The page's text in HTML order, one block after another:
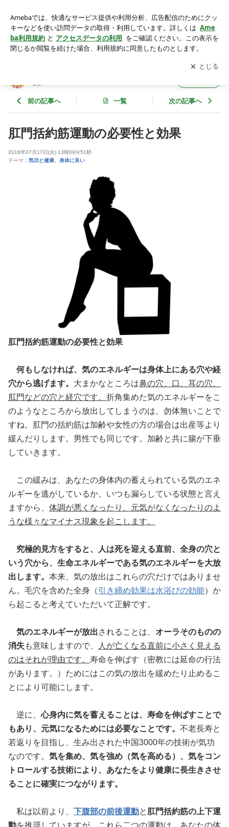
owered by Ameba
アプリをダウンロードして ブログの更新通知
を受け取りまし
ょう。
開く
ba
前の記事へ 一覧 次の記事へ
肛門括約筋運動の必要性と効果
2018年07月17日(火) 13時09分51秒
テーマ： 気功と健康、身体に良い
肛門括約筋運動の必要性と効果
何もしなければ、気のエネルギーは身体上にある穴や経
穴から逃げます。 大まかなところは鼻の穴、口、耳の穴、
肛門などの穴と経穴です。 折角集めた気のエネルギーをこ
のようなところから放出してしまうのは、勿体無いことで
すね。肛門の括約筋は加齢や女性の方の場合は出産等より
緩んだりします。男性でも同じです。加齢と共に腸が下垂
していきます。
この緩みは、あなたの身体内の蓄えられている気のエネ
ルギーを逃がしているか、いつも漏らしている状態と言え
ますから、 体調が悪くなったり、元気がなくなったりのよ
うな様々なマイナス現象を起こします。
究極的見方をすると、人は死を迎える直前、全身の穴と
いう穴から、生命エネルギーである気のエネルギーを大放
出します。 本来、気の放出はこれらの穴だけではありませ
ん。毛穴を含めた全身（引き締め効果は水浴びの効能）か
ら起こると考えていただいて正解です。
気のエネルギーが放出されることは、 オーラそのものの
消失も意味しますので、
人が亡くなる直前に小さく見える
のはそれが理由です。 寿命を伸ばす（密教には延命の行法
があります。）ためにはこの気の放出を緩めたり止めるこ
とにより可能にします。
逆に、心身内に気を蓄えることは、寿命を伸ばすことで
もあり、元気になるためには必要なことです。 不老長寿と
若返りを目指し、生み出された中国3000年の技術が気功
なのです。 気を集め、気を強め（気を高める）、気をコン
トロールする技術により、あなたをより健康に長生きさせ
ることに確実につながります。
私は以前より、 下腹部の前後運動と 肛門括約筋の上下運